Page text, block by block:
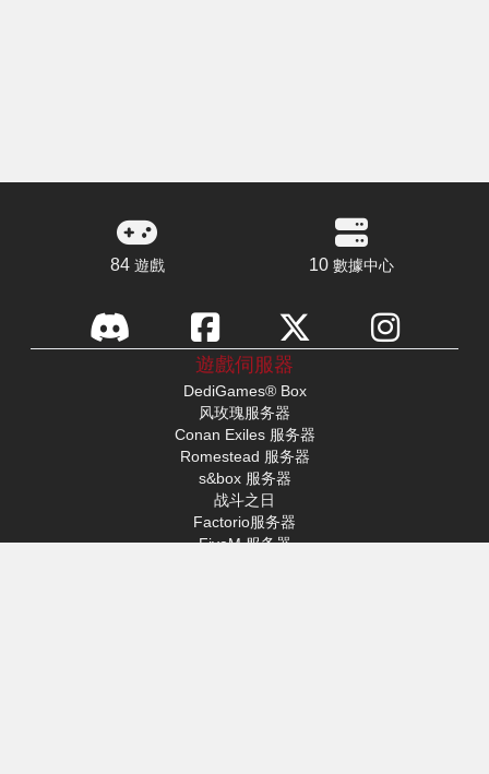
84 遊戲 10 數據中心
遊戲伺服器
DediGames® Box
风玫瑰服务器
Conan Exiles 服务器
Romestead 服务器
s&box 服务器
战斗之日
Factorio服务器
FiveM 服务器